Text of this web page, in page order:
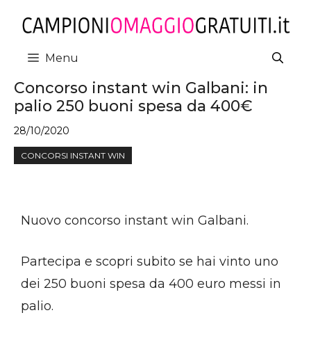
contenuto
Menu
Concorso instant win Galbani: in
palio 250 buoni spesa da 400€
28/10/2020
CONCORSI INSTANT WIN
Nuovo concorso instant win Galbani.
Partecipa e scopri subito se hai vinto uno
dei 250 buoni spesa da 400 euro messi in
palio.